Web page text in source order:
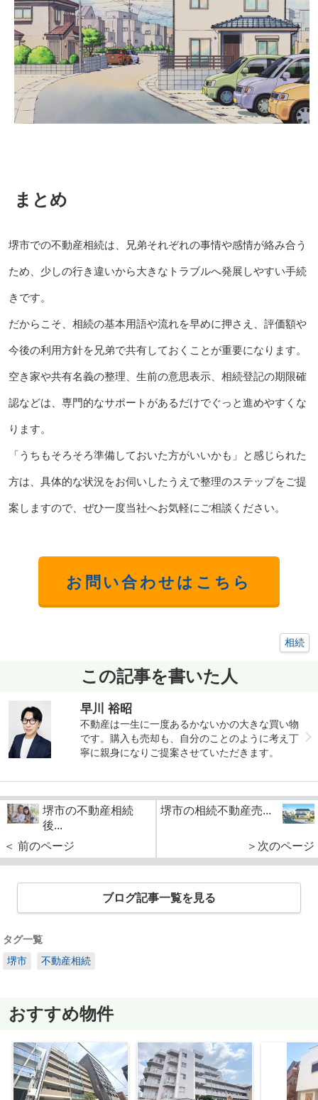
まとめ
堺市での不動産相続は、兄弟それぞれの事情や感情が絡み合う
ため、少しの行き違いから大きなトラブルへ発展しやすい手続
きです。
だからこそ、相続の基本用語や流れを早めに押さえ、評価額や
今後の利用方針を兄弟で共有しておくことが重要になります。
空き家や共有名義の整理、生前の意思表示、相続登記の期限確
認などは、専門的なサポートがあるだけでぐっと進めやすくな
ります。
「うちもそろそろ準備しておいた方がいいかも」と感じられた
方は、具体的な状況をお伺いしたうえで整理のステップをご提
案しますので、ぜひ一度当社へお気軽にご相談ください。
お問い合わせはこちら
相続
この記事を書いた人
早川 裕昭
不動産は一生に一度あるかないかの大きな買い物
です。購入も売却も、自分のことのように考え丁
寧に親身になりご提案させていただきます。
堺市の不動産相続
後...
＜ 前のページ
堺市の相続不動産売...
＞次のページ
ブログ記事一覧を見る
タグ一覧
堺市
不動産相続
おすすめ物件